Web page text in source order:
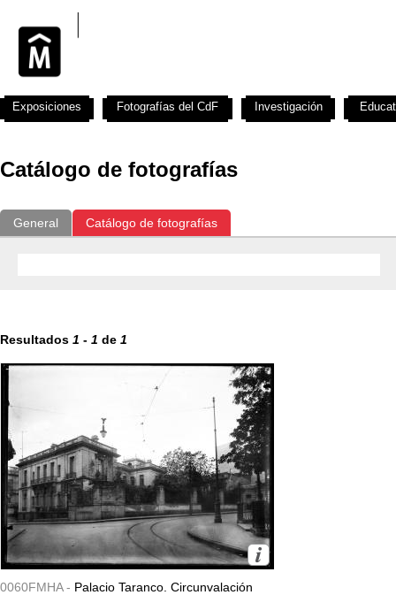
Catálogo de fotografías
General Catálogo de fotografías
Resultados 1 - 1 de 1
0060FMHA - Palacio Taranco. Circunvalación
Exposiciones Fotografías del CdF Investigación